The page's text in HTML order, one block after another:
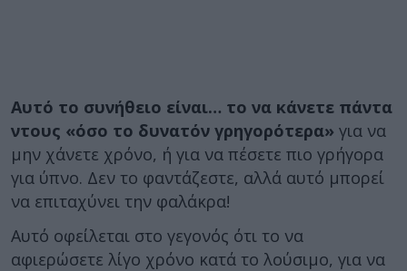
Αυτό το συνήθειο είναι… το να κάνετε πάντα
ντους «όσο το δυνατόν γρηγορότερα» για να
μην χάνετε χρόνο, ή για να πέσετε πιο γρήγορα
για ύπνο. Δεν το φαντάζεστε, αλλά αυτό μπορεί
να επιταχύνει την φαλάκρα!
Αυτό οφείλεται στο γεγονός ότι το να
αφιερώσετε λίγο χρόνο κατά το λούσιμο, για να